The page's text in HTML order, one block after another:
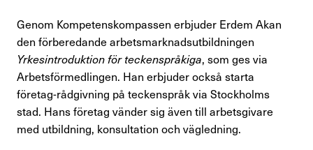
Kontakta oss
In English
Logga in
Genom Kompetenskompassen erbjuder Erdem Akan
den förberedande arbetsmark­nadsutbildningen
Yrkesintroduktion för teckenspråkiga, som ges via
Arbetsförmedlingen. Han erbjuder också starta
företag-rådgivning på teckenspråk via Stockholms
stad. Hans företag vänder sig även till arbetsgivare
med utbild­ning, konsultation och vägledning.